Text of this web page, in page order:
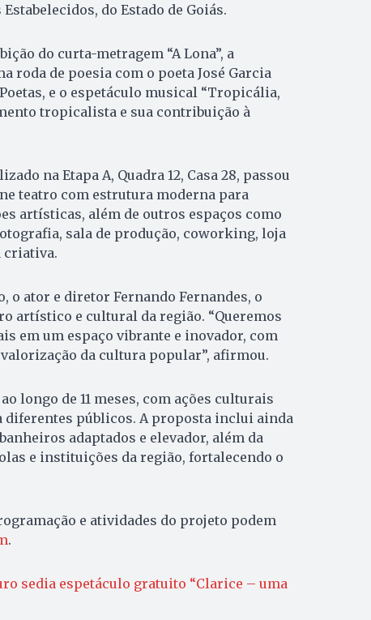
do Estado de Goiás.
do curta-metragem “A Lona”, a
roda de poesia com o poeta José Garcia
e o espetáculo musical “Tropicália,
tropicalista e sua contribuição à
na Etapa A, Quadra 12, Casa 28, passou
teatro com estrutura moderna para
artísticas, além de outros espaços como
sala de produção, coworking, loja
criativa.
o ator e diretor Fernando Fernandes, o
artístico e cultural da região. “Queremos
em um espaço vibrante e inovador, com
da cultura popular”, afirmou.
longo de 11 meses, com ações culturais
diferentes públicos. A proposta inclui ainda
adaptados e elevador, além da
e instituições da região, fortalecendo o
e atividades do projeto podem
.
sedia espetáculo gratuito “Clarice – uma